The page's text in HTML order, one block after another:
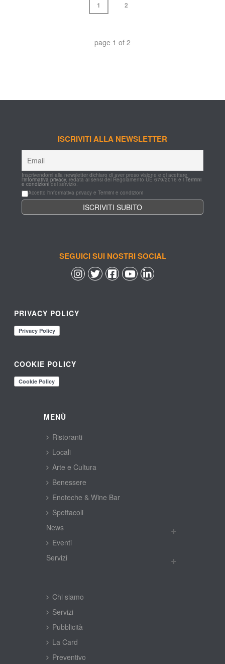
1 2
page 1 of 2
ISCRIVITI ALLA NEWSLETTER
Inscrivendomi alla newsletter dichiaro di aver preso visione e di acettare
l'informativa privacy, redata ai sensi del Regolamento UE 679/2016 e i Termini
e condizioni del servizio.
Accetto l'informativa privacy e Termini e condizioni
SEGUICI SUI NOSTRI SOCIAL
PRIVACY POLICY
COOKIE POLICY
MENÙ
Ristoranti
Locali
Arte e Cultura
Benessere
Enoteche & Wine Bar
Spettacoli
New
Eventi
Servizi
Chi siamo
Servizi
Pubblicità
La Card
Preventivo